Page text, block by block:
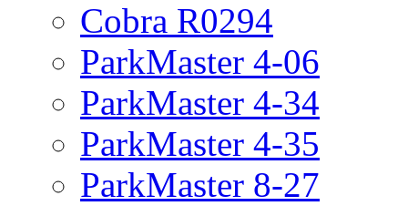
Cobra R0294
ParkMaster 4-06
ParkMaster 4-34
ParkMaster 4-35
ParkMaster 8-27